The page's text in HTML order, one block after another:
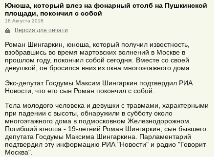
Юноша, который влез на фонарный столб на Пушкинской
площади, покончил с собой
18 Августа 2018
Версия для печати
Роман Шингаркин, юноша, который получил известность,
взобравшись во время мартовских волнений в Москве в
прошлом году, покончил собой сегодня. Вместе со своей
девушкой, он бросился вниз из окна многоэтажного дома.
Экс-депутат Госдумы Максим Шингаркин подтвердил РИА
Новости, что его сын Роман покончил с собой.
Тела молодого человека и девушки с травмами, характерными
при падении с высоты, обнаружили в субботу около
многоэтажного дома в подмосковном Железнодорожном.
Погибший юноша - 19-летний Роман Шингаркин, сын бывшего
депутата Госдумы Максима Шингаркина. Парламентарий
подтвердил эту информацию РИА "Новости" и радио "Говорит
Москва".